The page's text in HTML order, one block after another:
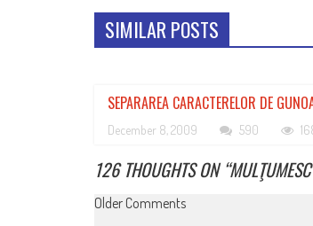
SIMILAR POSTS
SEPARAREA CARACTERELOR DE
December 8, 2009 590
126 THOUGHTS ON “
COMMENT
Older Comments